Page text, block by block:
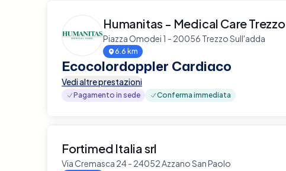
Humanitas - Medical Care Trezzo
Piazza Omodei 1 - 20056 Trezzo Sull'adda
6.6 km
Ecocolordoppler Cardiaco
Vedi altre prestazioni
Pagamento in sede Conferma immediata
Fortimed Italia srl
Via Cremasca 24 - 24052 Azzano San Paolo